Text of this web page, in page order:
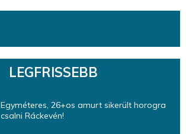
LEGFRISSEBB
Egyméteres, 26+os amurt sikerült horogra
csalni Ráckevén!